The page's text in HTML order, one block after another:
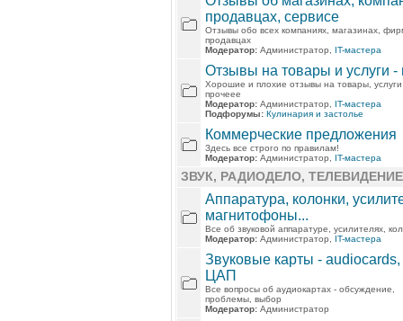
продавцах, сервисе
Отзывы обо всех компаниях, магазинах,
продавцах
Модератор: Администратор, IT-мастера
Отзывы на товары и услуги -
Хорошие и плохие отзывы на товары,
прочеее
Модератор: Администратор, IT-мастера
Подфорумы: Кулинария и застолье
Коммерческие предложения
Здесь все строго по правилам!
Модератор: Администратор, IT-мастера
ЗВУК, РАДИОДЕЛО, ТЕЛЕВИДЕНИЕ
Аппаратура, колонки,
магнитофоны...
Все об звуковой аппаратуре, усилителях,
Модератор: Администратор, IT-мастера
Звуковые карты - audiocards,
ЦАП
Все вопросы об аудиокартах - обсуждение,
проблемы, выбор
Модератор: Администратор